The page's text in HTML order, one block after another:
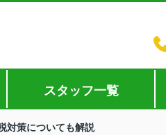
スタッフ一覧
対策についても解説